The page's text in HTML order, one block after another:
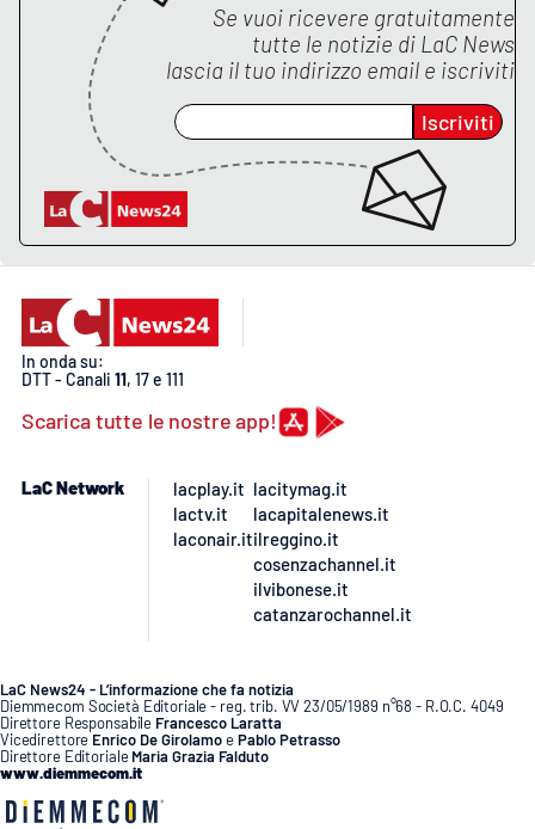
Vibo Valentia
Reggio Calabria
Cosenza
Lamezia Terme
PROGETTI
SPECIALI
Buona Sanità Calabria
Storie
LAC
NETWORK
Se vuoi ricevere gratuitamente
tutte le notizie di LaC News
lascia il tuo indirizzo email e iscriviti
Iscriviti
In onda su:
DTT - Canali 11, 17 e 111
Scarica tutte le nostre app!
LaC Network
lacplay.it
lactv.it
laconair.it
lacitymag.it
lacapitalenews.it
ilreggino.it
cosenzachannel.it
ilvibonese.it
catanzarochannel.it
LaC News24 - L’informazione che fa notizia
Diemmecom Società Editoriale - reg. trib. VV 23/05/1989 n°68 - R.O.C. 4049
Direttore Responsabile Francesco Laratta
Vicedirettore Enrico De GirolamoePablo Petrasso
Direttore Editoriale Maria Grazia Falduto
www.diemmecom.it